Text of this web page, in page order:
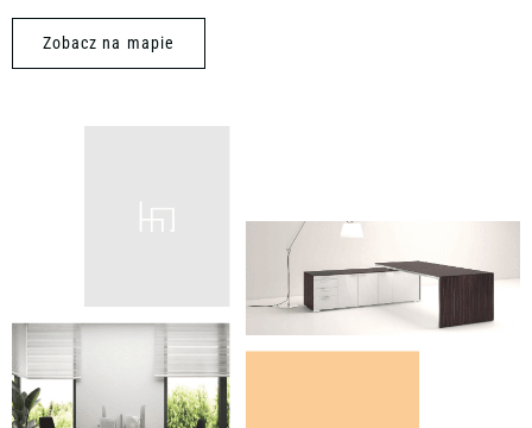
Zobacz na mapie